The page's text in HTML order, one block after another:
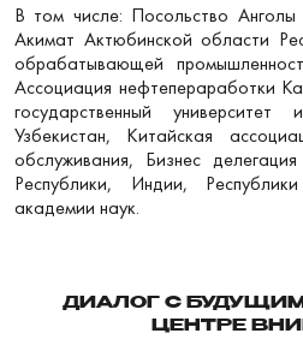
В том числе: Посольство
Акимат Актюбинской области
обрабатывающей
Ассоциация нефтепераработки
государственный
Узбекистан, Китайская
обслуживания, Бизнес
Республики, Индии,
академии наук.
ДИАЛОГ С
ЦЕНТРЕ